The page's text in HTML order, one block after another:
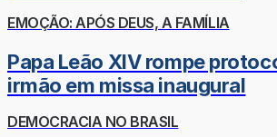
EMOÇÃO: APÓS DEUS, A FAMÍLIA
Papa Leão XIV rompe
irmão em missa inaugural
DEMOCRACIA NO BRASIL